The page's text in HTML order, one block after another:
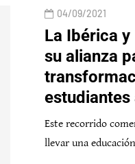
04/09/2021
La Ibérica y
su alianza
Este recorrido
llevar una